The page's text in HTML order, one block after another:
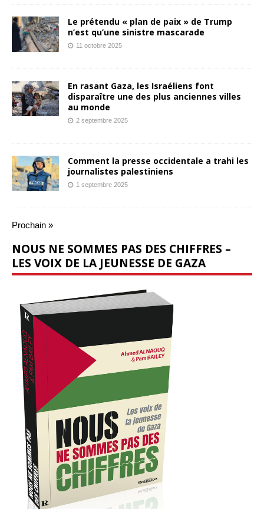
Le prétendu « plan de paix » de Trump
n’est qu’une sinistre mascarade
11 octobre 2025
En rasant Gaza, les Israéliens font
disparaître une des plus anciennes villes
au monde
2 septembre 2025
Comment la presse occidentale a trahi les
journalistes palestiniens
1 septembre 2025
Prochain »
NOUS NE SOMMES PAS DES CHIFFRES –
LES VOIX DE LA JEUNESSE DE GAZA